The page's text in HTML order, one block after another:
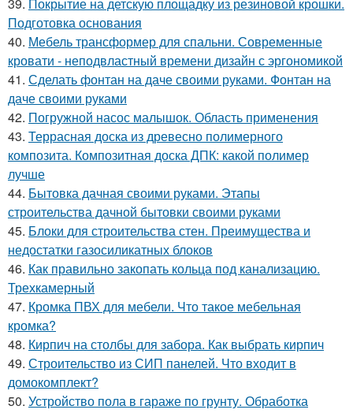
Подготовка основания
40. Мебель трансформер для спальни. Современные
кровати - неподвластный времени дизайн с эргономикой
41. Сделать фонтан на даче своими руками. Фонтан на
даче своими руками
42. Погружной насос малышок. Область применения
43. Террасная доска из древесно полимерного
композита. Композитная доска ДПК: какой полимер
лучше
44. Бытовка дачная своими руками. Этапы
строительства дачной бытовки своими руками
45. Блоки для строительства стен. Преимущества и
недостатки газосиликатных блоков
46. Как правильно закопать кольца под канализацию.
Трехкамерный
47. Кромка ПВХ для мебели. Что такое мебельная
кромка?
48. Кирпич на столбы для забора. Как выбрать кирпич
49. Строительство из СИП панелей. Что входит в
домокомплект?
50. Устройство пола в гараже по грунту. Обработка